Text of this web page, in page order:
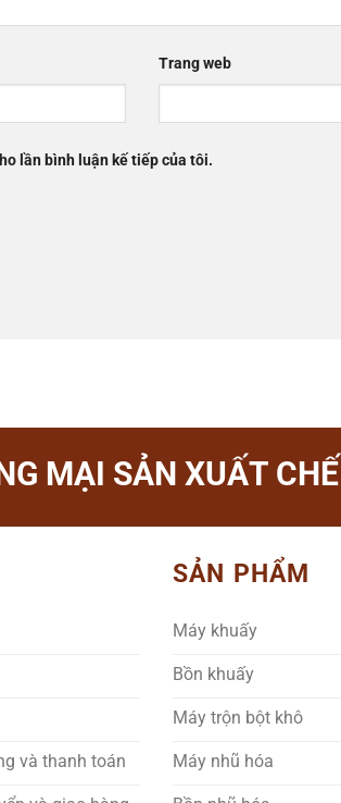
Trang web
lần bình luận kế tiếp của tôi.
MẠI SẢN XUẤT
và thanh toán
SẢN PHẨM
Máy khuấy
Bồn khuấy
Máy trộn bột khô
Máy nhũ hóa